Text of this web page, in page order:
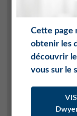
INTERNET DES
GÉNIE CLIMATIQUE
MÉTÉOROLOGIE
Cette page
obtenir les
découvrir
vous sur le